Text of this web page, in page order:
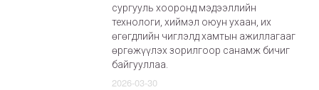
сургууль хооронд мэдээллийн
технологи, хиймэл оюун ухаан, их
өгөгдлийн чиглэлд хамтын ажиллагааг
өргөжүүлэх зорилгоор санамж бичиг
байгууллаа.
2026-03-30